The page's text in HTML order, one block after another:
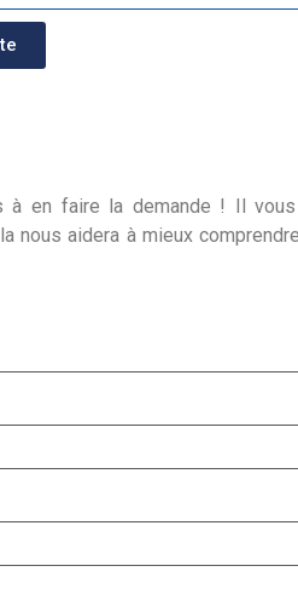
à en faire la demande ! Il
nous aidera à mieux